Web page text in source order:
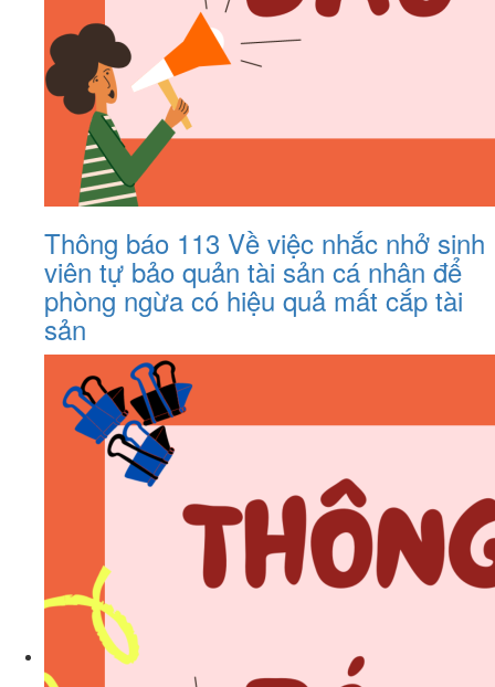
Thông báo 113 Về việc nhắc nhở sinh
viên tự bảo quản tài sản cá nhân để
phòng ngừa có hiệu quả mất cắp tài
sản